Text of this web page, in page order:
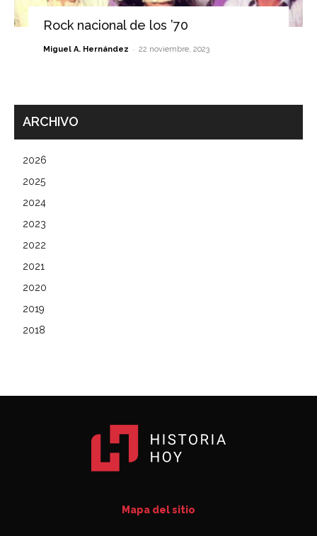
Rock nacional de los ’70
Miguel A. Hernández - 22 noviembre, 2023
ARCHIVO
2026
2025
2024
2023
2022
2021
2020
2019
2018
Mapa del sitio